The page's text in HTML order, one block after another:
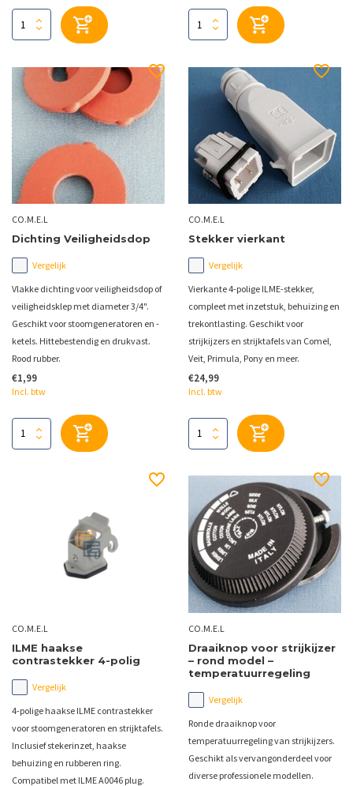
CO.M.E.L
Dichting Veiligheidsdop
Vergelijk
Vlakke dichting voor veiligheidsdop of
veiligheidsklep met diameter 3/4".
Geschikt voor stoomgeneratoren en -
ketels. Hittebestendig en drukvast.
Rood rubber.
€1,99
Incl. btw
CO.M.E.L
Stekker vierkant
Vergelijk
Vierkante 4-polige ILME-stekker,
compleet met inzetstuk, behuizing en
trekontlasting. Geschikt voor
strijkijzers en strijktafels van Comel,
Veit, Primula, Pony en meer.
€24,99
Incl. btw
CO.M.E.L
ILME haakse
contrastekker 4-polig
Vergelijk
4-polige haakse ILME contrastekker
voor stoomgeneratoren en strijktafels.
Inclusief stekerinzet, haakse
behuizing en rubberen ring.
Compatibel met ILME A0046 plug.
CO.M.E.L
Draaiknop voor strijkijzer
– rond model –
temperatuurregeling
Vergelijk
Ronde draaiknop voor
temperatuurregeling van strijkijzers.
Geschikt als vervangonderdeel voor
diverse professionele modellen.